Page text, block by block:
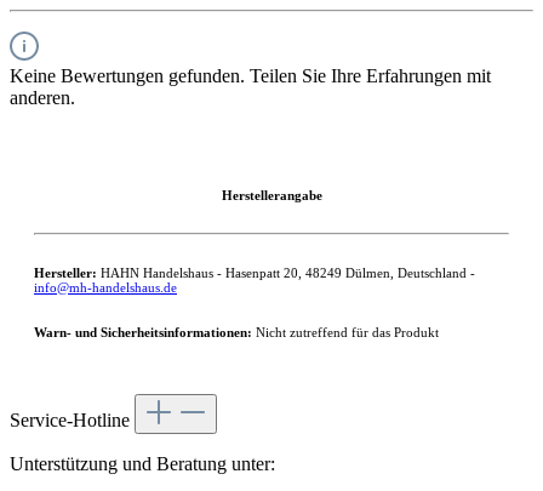
Keine Bewertungen gefunden. Teilen Sie Ihre Erfahrungen mit
anderen.
Herstellerangabe
Hersteller: HAHN Handelshaus - Hasenpatt 20, 48249 Dülmen, Deutschland -
info@mh-handelshaus.de
Warn- und Sicherheitsinformationen: Nicht zutreffend für das Produkt
Service-Hotline
Unterstützung und Beratung unter: